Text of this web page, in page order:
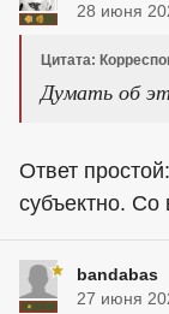
28 июня
Цитата:
Думать об
Ответ
субъектно.
bandabas
27 июня